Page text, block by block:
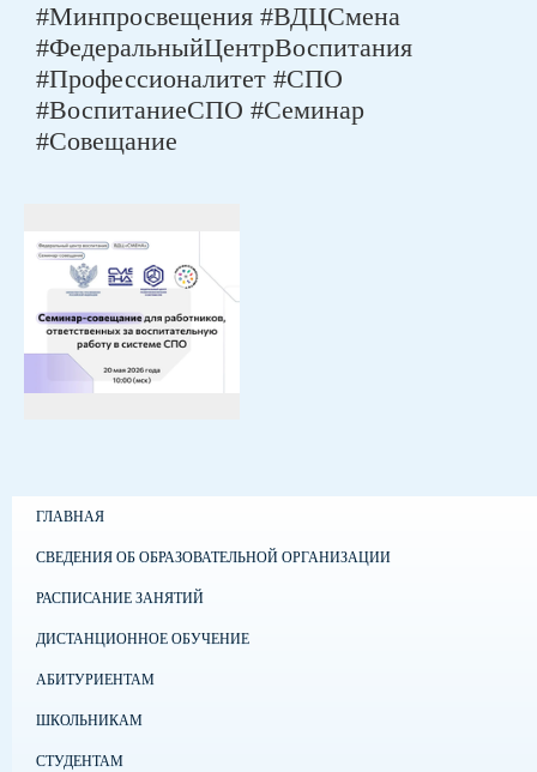
#Минпросвещения #ВДЦСмена
#ФедеральныйЦентрВоспитания
#Профессионалитет #СПО
#ВоспитаниеСПО #Семинар
#Совещание
ГЛАВНАЯ
СВЕДЕНИЯ ОБ ОБРАЗОВАТЕЛЬНОЙ ОРГАНИЗАЦИИ
РАСПИСАНИЕ ЗАНЯТИЙ
ДИСТАНЦИОННОЕ ОБУЧЕНИЕ
АБИТУРИЕНТАМ
ШКОЛЬНИКАМ
СТУДЕНТАМ